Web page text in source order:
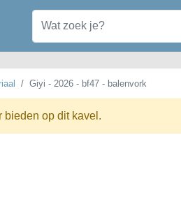
Giyi - 2026 - bf47 - balenvork
bieden op dit kavel.